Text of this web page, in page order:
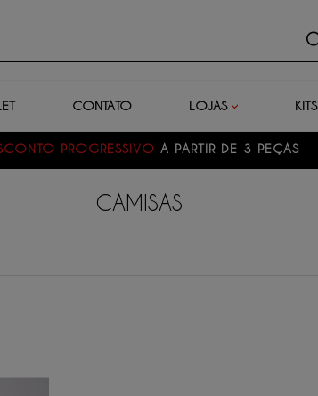
CONTATO LOJAS KITS
PROGRESSIVO A PARTIR DE 3 PEÇAS
CAMISAS